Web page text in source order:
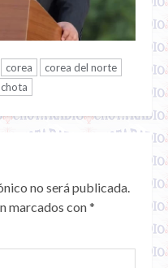
corea
corea del norte
no será publicada.
marcados con*